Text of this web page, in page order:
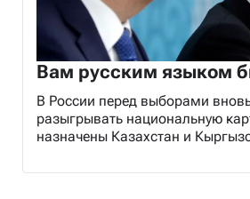
Вам русским языком
В России перед выборами
разыгрывать национальную
назначены Казахстан и